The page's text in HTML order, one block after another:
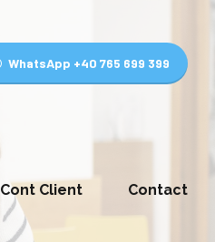
WhatsApp +40 765 699 399
Cont Client Contact